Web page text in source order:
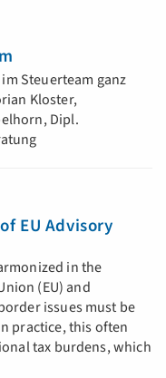
Steuerteam ganz
Kloster,
Dipl.
EU Advisory
in the
(EU) and
issues must be
practice, this often
tax burdens, which